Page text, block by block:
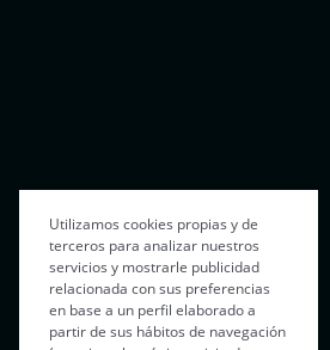
Utilizamos cookies propias y de
terceros para analizar nuestros
servicios y mostrarle publicidad
relacionada con sus preferencias
en base a un perfil elaborado a
partir de sus hábitos de navegación